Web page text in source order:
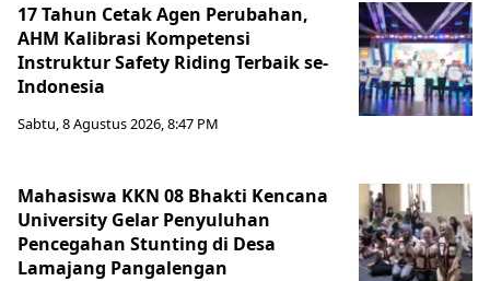
17 Tahun Cetak Agen Perubahan,
AHM Kalibrasi Kompetensi
Instruktur Safety Riding Terbaik se-
Indonesia
Sabtu, 8 Agustus 2026, 8:47 PM
Mahasiswa KKN 08 Bhakti Kencana
University Gelar Penyuluhan
Pencegahan Stunting di Desa
Lamajang Pangalengan